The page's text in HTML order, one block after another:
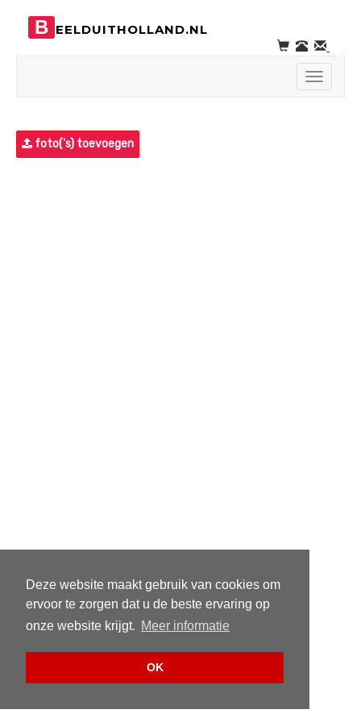
Deze website maakt gebruik van cookies om
ervoor te zorgen dat u de beste ervaring op
onze website krijgt. Meer informatie
OK
B EELDUITHOLLAND.NL
Toggle
foto('s) toevoegen